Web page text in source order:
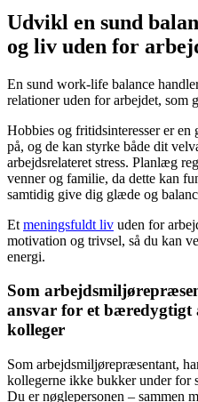
Udvikl en sund
og liv uden for
En sund work-life balance
relationer uden for arbejdet, som
Hobbies og fritidsinteresser er en
på, og de kan styrke både dit
arbejdsrelateret stress. Planlæg
venner og familie, da dette kan
samtidig give dig glæde og
Et meningsfuldt liv uden for
motivation og trivsel, så du kan
energi.
Som
ansvar for et bæredygtigt
kolleger
Som arbejdsmiljørepræsentant,
kollegerne ikke bukker under for
Du er nøglepersonen – sammen